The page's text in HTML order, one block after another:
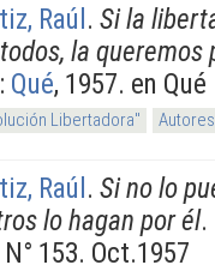
Raúl. Si la
la queremos
Qué, 1957. en
Libertadora"
Raúl. Si no lo
lo hagan por él.
153. Oct.1957